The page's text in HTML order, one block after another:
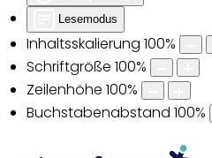
Lesemodus
Inhaltsskalierung 100%
Schriftgröße 100%
Zeilenhöhe 100%
Buchstabenabstand 100%